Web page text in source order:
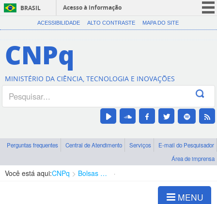
BRASIL
Acesso à informação
CORONAVÍRUS (COVID-19)
Canais
ACESSIBILIDADE ALTO CONTRASTE MAPA DO SITE
CNPq
MINISTÉRIO DA CIÊNCIA, TECNOLOGIA E INOVAÇÕES
Perguntas frequentes Central de Atendimento Serviços
E-mail do Pesquisador
Área de imprensa
Você está aqui:CNPq Bolsas e Auxílios Vigentes
MENU